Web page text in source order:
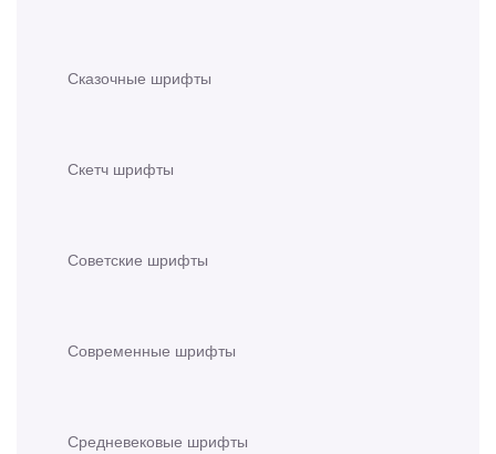
Сказочные шрифты
Скетч шрифты
Советские шрифты
Современные шрифты
Средневековые шрифты